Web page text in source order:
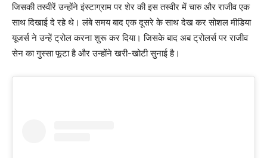
जिसकी तस्वीरें उन्होंने इंस्टाग्राम पर शेर की इस तस्वीर में चारु और राजीव एक
साथ दिखाई दे रहे थे। लंबे समय बाद एक दूसरे के साथ देख कर सोशल मीडिया
यूजर्स ने उन्हें ट्रोल करना शुरू कर दिया। जिसके बाद अब ट्रोलर्स पर राजीव
सेन का गुस्सा फूटा है और उन्होंने खरी-खोटी सुनाई है।